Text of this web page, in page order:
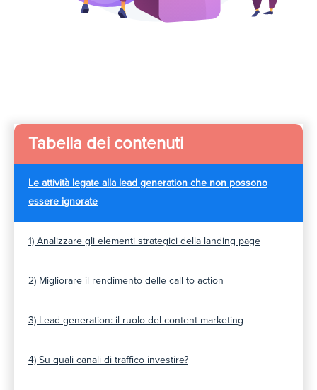
Tabella dei contenuti
Le attività legate alla lead generation che non possono
essere ignorate
1) Analizzare gli elementi strategici della landing page
2) Migliorare il rendimento delle call to action
3) Lead generation: il ruolo del content marketing
4) Su quali canali di traffico investire?